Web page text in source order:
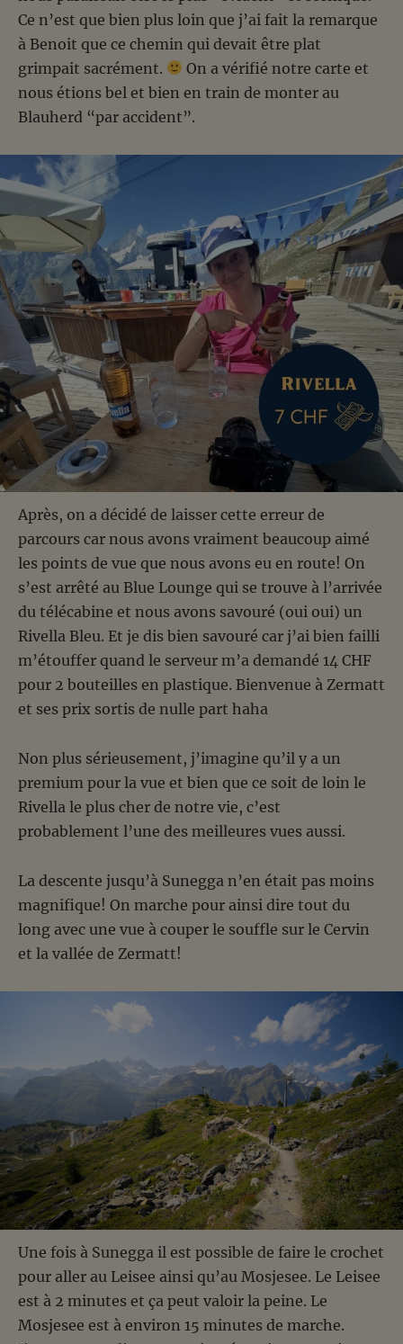
Ce n’est que bien plus loin que j’ai fait la remarque
à Benoit que ce chemin qui devait être plat
grimpait sacrément.
On a vérifié notre carte et
nous étions bel et bien en train de monter au
Blauherd “par accident”.
Après, on a décidé de laisser cette erreur de
parcours car nous avons vraiment beaucoup aimé
les points de vue que nous avons eu en route! On
s’est arrêté au Blue Lounge qui se trouve à l’arrivée
du télécabine et nous avons savouré (oui oui) un
Rivella Bleu. Et je dis bien savouré car j’ai bien failli
m’étouffer quand le serveur m’a demandé 14 CHF
pour 2 bouteilles en plastique. Bienvenue à Zermatt
et ses prix sortis de nulle part haha
Non plus sérieusement, j’imagine qu’il y a un
premium pour la vue et bien que ce soit de loin le
Rivella le plus cher de notre vie, c’est
probablement l’une des meilleures vues aussi.
La descente jusqu’à Sunegga n’en était pas moins
magnifique! On marche pour ainsi dire tout du
long avec une vue à couper le souffle sur le Cervin
et la vallée de Zermatt!
Une fois à Sunegga il est possible de faire le crochet
pour aller au Leisee ainsi qu’au Mosjesee. Le Leisee
est à 2 minutes et ça peut valoir la peine. Le
Mosjesee est à environ 15 minutes de marche.